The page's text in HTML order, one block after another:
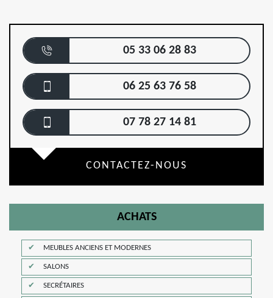
05 33 06 28 83
06 25 63 76 58
07 78 27 14 81
CONTACTEZ-NOUS
ACHATS
MEUBLES ANCIENS ET MODERNES
SALONS
SECRÉTAIRES